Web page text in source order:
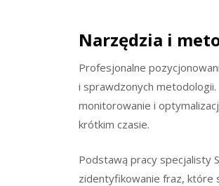
Narzędzia i
Profesjonalne
i sprawdzonych metodologii.
monitorowanie i
krótkim czasie.
Podstawą pracy specjalisty
zidentyfikowanie fraz, które